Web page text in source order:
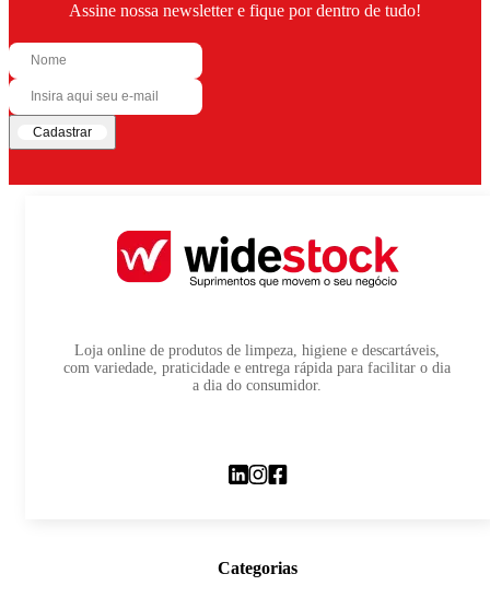
Assine nossa newsletter e fique por dentro de tudo!
Cadastrar
Loja online de produtos de limpeza, higiene e descartáveis,
com variedade, praticidade e entrega rápida para facilitar o dia
a dia do consumidor.
Categorias